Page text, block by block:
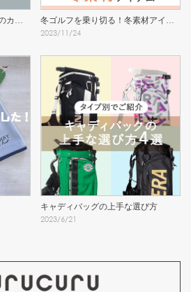
カッ
冬ゴルフを乗り切る！冬素材アイテ
ム
2023/11/24
キャディバッグの上手な選び方
2023/6/21